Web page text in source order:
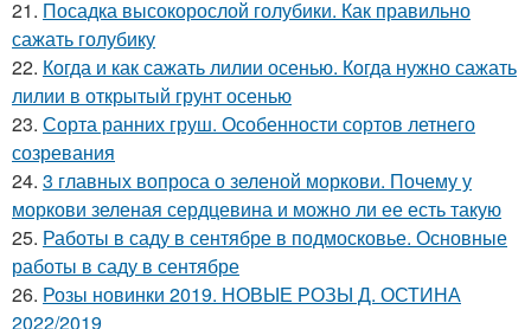
21. Посадка высокорослой голубики. Как правильно
сажать голубику
22. Когда и как сажать лилии осенью. Когда нужно сажать
лилии в открытый грунт осенью
23. Сорта ранних груш. Особенности сортов летнего
созревания
24. 3 главных вопроса о зеленой моркови. Почему у
моркови зеленая сердцевина и можно ли ее есть такую
25. Работы в саду в сентябре в подмосковье. Основные
работы в саду в сентябре
26. Розы новинки 2019. НОВЫЕ РОЗЫ Д. ОСТИНА
2022/2019